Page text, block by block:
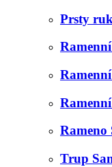
Prsty
Rameno
Trup